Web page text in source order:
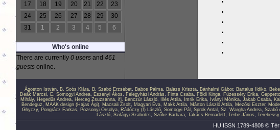
17
18 19 20 21 22
23
24
25 26 27 28 29
30
31
1 2 3 4 5 6
Who's online
There are currently 0 usersand 461
guestsonline.
Ágoston István, B. Soós Klára, B. Szabó Erzsébet, Babos Pálma, Balázs Kriszta, Bánhalmi Gábor, Bartalus Ildikó,
Deák Marcsi, E. Somogyi Andrea, Eszenyi Ákos, Félegyházi András, Finta Csaba, Földi Kinga, Füzesséry Erika,
Mihály, Hegedűs Andrea, Herceg Zsuzsanna, ifj. Benczúr László, Illés Attila, Imrik Erika, Iványi Mónika, Jakab Csaba,
Bendeguz, MAAK design (Hajas Ági), Macsali Zsolt, Magyari Éva, Makk Attila, Márton László Attila, Mezősi Eszter,
Ghyczy, Pongrácz Farkas, Pozsonyi Orsolya, Rádóczy (f) László, Somogyi Pál , Sprok Antal , Sz. Wargha Andrea, Szabó
László, Szilágyi Szabolcs, Szőke Barbara, Takács Bernadett, Terbe János,
HU ISSN 1789-4808 ©